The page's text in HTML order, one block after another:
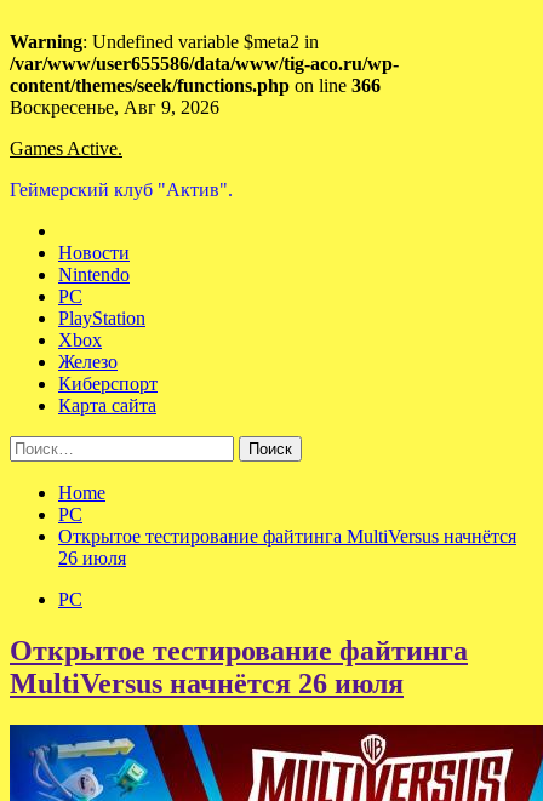
Warning: Undefined variable $meta2 in
/var/www/user655586/data/www/tig-aco.ru/wp-
content/themes/seek/functions.php on line 366
Skip
content
Воскресенье, Авг 9, 2026
Games Active.
Геймерский клуб "Актив".
Новости
Nintendo
PC
PlayStation
Xbox
Железо
Киберспорт
Карта сайта
Найти:
Home
PC
Открытое тестирование файтинга MultiVersus начнётся
26 июля
PC
Открытое тестирование файтинга
MultiVersus начнётся 26 июля